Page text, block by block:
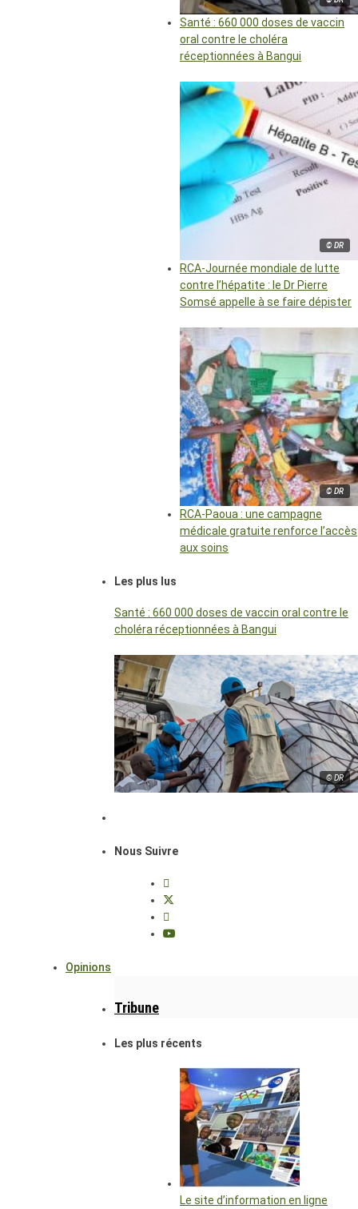
Santé : 660 000 doses de vaccin
oral contre le choléra
réceptionnées à Bangui
© DR
RCA-Journée mondiale de lutte
contre l’hépatite : le Dr Pierre
Somsé appelle à se faire dépister
© DR
RCA-Paoua : une campagne
médicale gratuite renforce l’accès
aux soins
Les plus lus
Santé : 660 000 doses de vaccin oral contre le
choléra réceptionnées à Bangui
© DR
Nous Suivre
Opinions
Tribune
Les plus récents
Le site d’information en ligne